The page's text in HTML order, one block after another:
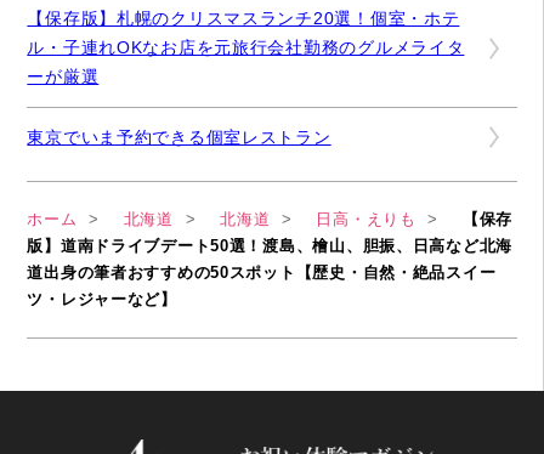
【保存版】札幌のクリスマスランチ20選！個室・ホテ
ル・子連れOKなお店を元旅行会社勤務のグルメライタ
ーが厳選
東京でいま予約できる個室レストラン
ホーム 北海道 北海道 日高・えりも
【保存
版】道南ドライブデート50選！渡島、檜山、胆振、日高など北海
道出身の筆者おすすめの50スポット【歴史・自然・絶品スイー
ツ・レジャーなど】